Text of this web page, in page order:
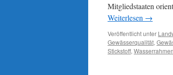
Mitgliedstaaten
Weiterlesen →
Veröffentlicht unter
Gewässerqualität,
Stickstoff,